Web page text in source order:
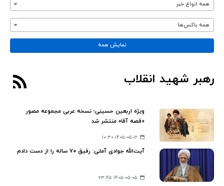
رهبر شهید انقلاب
ویژه اربعین حسینی؛ نسخه عربی مجموعه مصور
«قصه آقا» منتشر شد
۱۴۰۵-۰۵-۱۲ ۱۰:۳۰
آیت‌الله جوادی آملی: رفیق ۷۰ ساله را از دست دادم
۱۴۰۵-۰۵-۰۵ ۲۳:۴۵
همه انواع خبر
همه باکس‌ها
نمایش همه